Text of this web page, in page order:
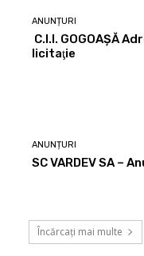
ANUNȚURI
C.I.I. GOGOAŞĂ
licitaţie
ANUNȚURI
SC VARDEV SA –
Încărcați mai multe